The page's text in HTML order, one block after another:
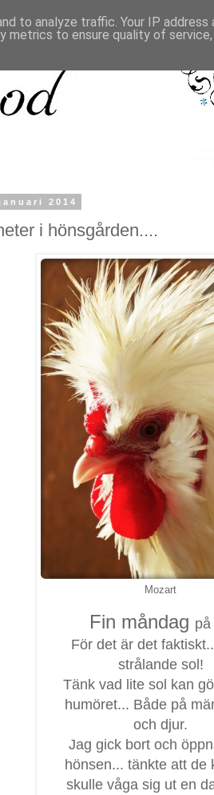
2014
i hönsgården....
Mozart
Fin måndag på
För det är det
strålande sol!
Tänk vad lite sol kan
humöret... Både på
och djur.
Jag gick bort och
hönsen... tänkte att de
skulle våga sig ut en
to analyze traffic. Your IP address
metrics to ensure quality of